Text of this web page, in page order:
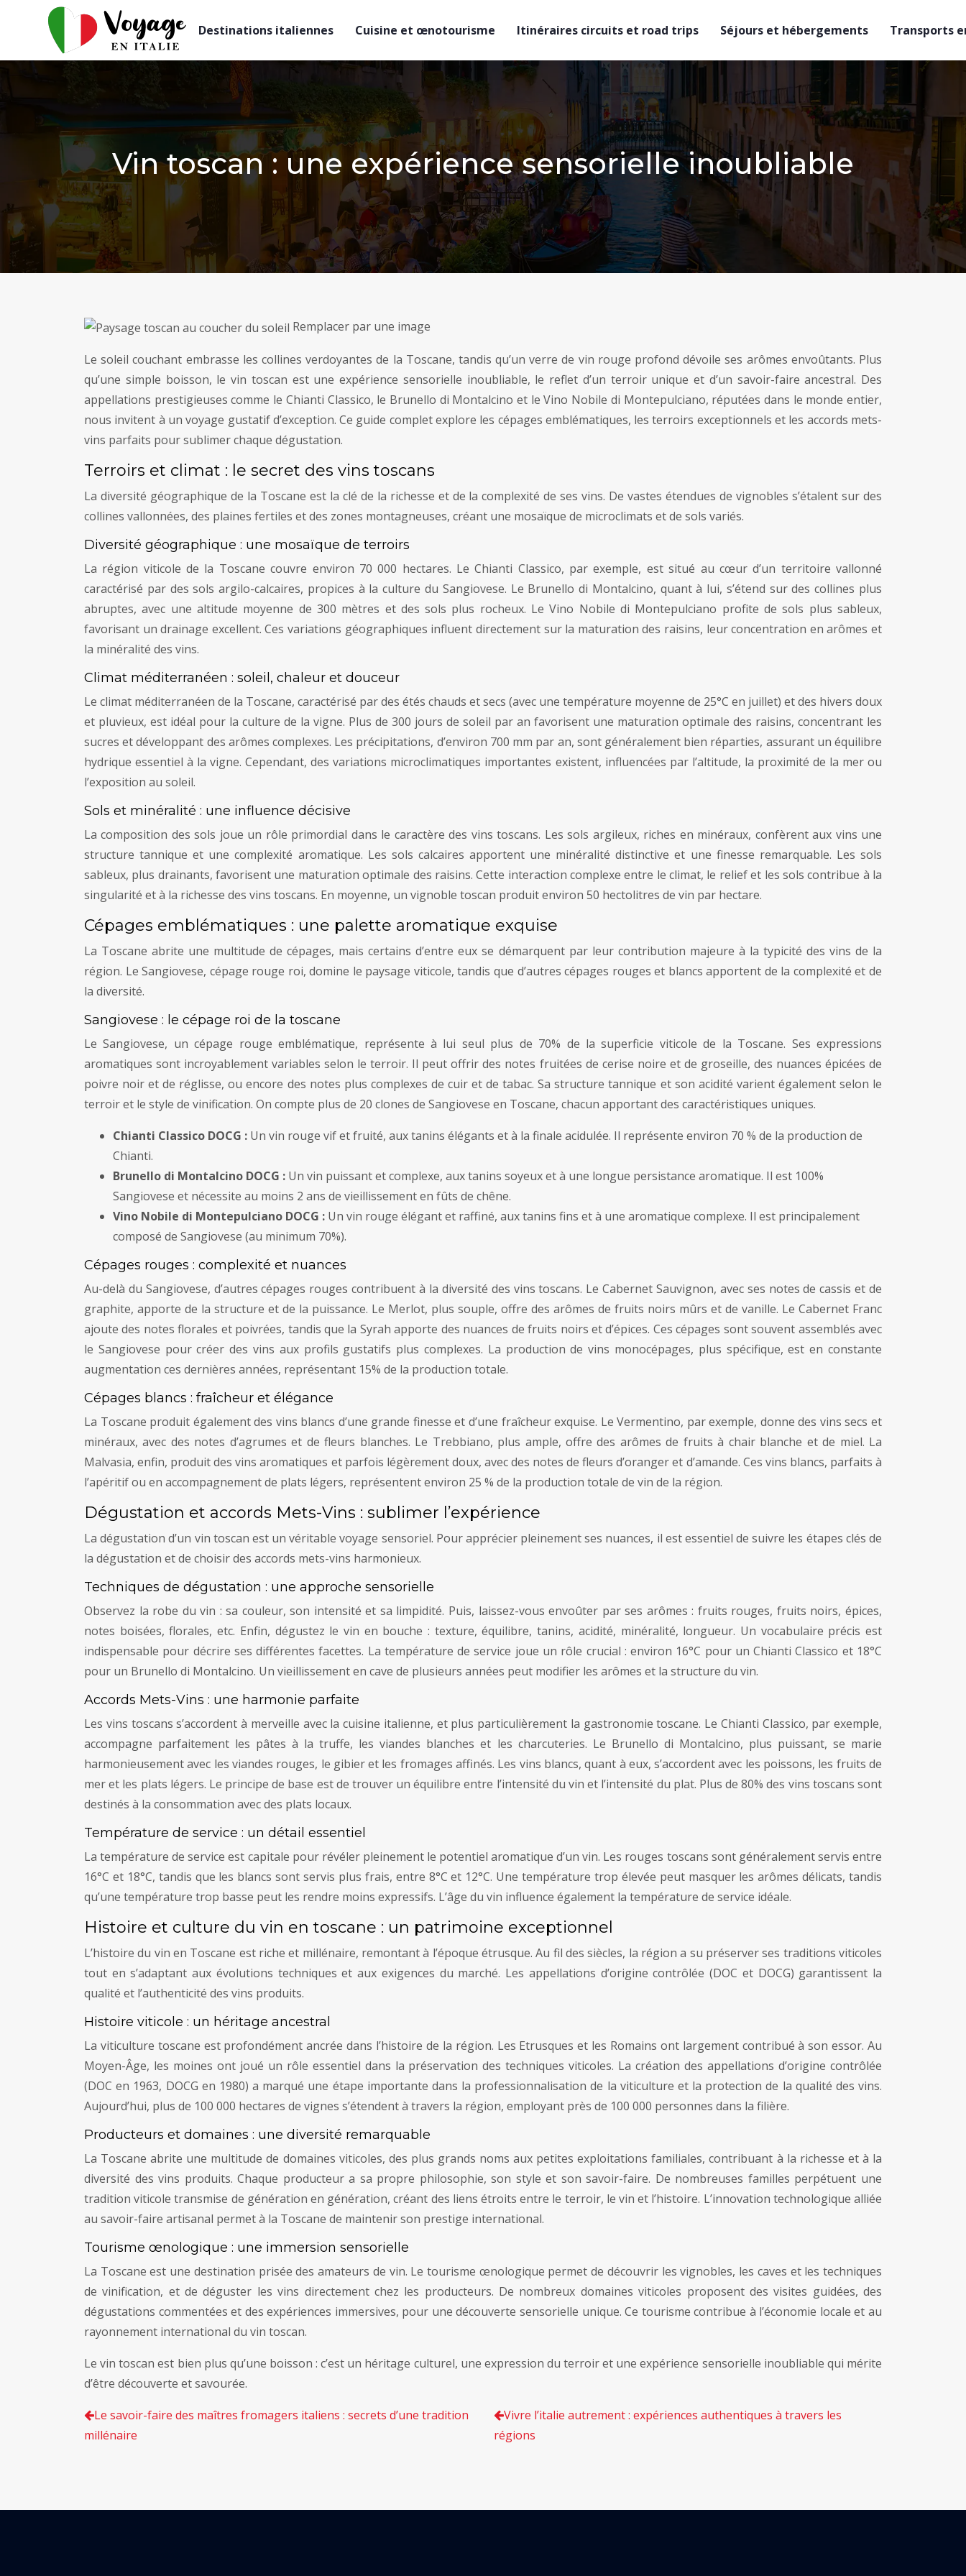
Destinations italiennes Cuisine et œnotourisme Itinéraires circuits et road trips Séjours et hébergements Transports
Vin toscan : une expérience sensorielle inoubliable
Remplacer par une image
Le soleil couchant embrasse les collines verdoyantes de la Toscane, tandis qu’un verre de vin rouge profond dévoile ses arômes envoûtants. Plus
qu’une simple boisson, le vin toscan est une expérience sensorielle inoubliable, le reflet d’un terroir unique et d’un savoir-faire ancestral. Des
appellations prestigieuses comme le Chianti Classico, le Brunello di Montalcino et le Vino Nobile di Montepulciano, réputées dans le monde entier,
nous invitent à un voyage gustatif d’exception. Ce guide complet explore les cépages emblématiques, les terroirs exceptionnels et les accords mets-
vins parfaits pour sublimer chaque dégustation.
Terroirs et climat : le secret des vins toscans
La diversité géographique de la Toscane est la clé de la richesse et de la complexité de ses vins. De vastes étendues de vignobles s’étalent sur des
collines vallonnées, des plaines fertiles et des zones montagneuses, créant une mosaïque de microclimats et de sols variés.
Diversité géographique : une mosaïque de terroirs
La région viticole de la Toscane couvre environ 70 000 hectares. Le Chianti Classico, par exemple, est situé au cœur d’un territoire vallonné
caractérisé par des sols argilo-calcaires, propices à la culture du Sangiovese. Le Brunello di Montalcino, quant à lui, s’étend sur des collines plus
abruptes, avec une altitude moyenne de 300 mètres et des sols plus rocheux. Le Vino Nobile di Montepulciano profite de sols plus sableux,
favorisant un drainage excellent. Ces variations géographiques influent directement sur la maturation des raisins, leur concentration en arômes et
la minéralité des vins.
Climat méditerranéen : soleil, chaleur et douceur
Le climat méditerranéen de la Toscane, caractérisé par des étés chauds et secs (avec une température moyenne de 25°C en juillet) et des hivers doux
et pluvieux, est idéal pour la culture de la vigne. Plus de 300 jours de soleil par an favorisent une maturation optimale des raisins, concentrant les
sucres et développant des arômes complexes. Les précipitations, d’environ 700 mm par an, sont généralement bien réparties, assurant un équilibre
hydrique essentiel à la vigne. Cependant, des variations microclimatiques importantes existent, influencées par l’altitude, la proximité de la mer ou
l’exposition au soleil.
Sols et minéralité : une influence décisive
La composition des sols joue un rôle primordial dans le caractère des vins toscans. Les sols argileux, riches en minéraux, confèrent aux vins une
structure tannique et une complexité aromatique. Les sols calcaires apportent une minéralité distinctive et une finesse remarquable. Les sols
sableux, plus drainants, favorisent une maturation optimale des raisins. Cette interaction complexe entre le climat, le relief et les sols contribue à la
singularité et à la richesse des vins toscans. En moyenne, un vignoble toscan produit environ 50 hectolitres de vin par hectare.
Cépages emblématiques : une palette aromatique exquise
La Toscane abrite une multitude de cépages, mais certains d’entre eux se démarquent par leur contribution majeure à la typicité des vins de la
région. Le Sangiovese, cépage rouge roi, domine le paysage viticole, tandis que d’autres cépages rouges et blancs apportent de la complexité et de
la diversité.
Sangiovese : le cépage roi de la toscane
Le Sangiovese, un cépage rouge emblématique, représente à lui seul plus de 70% de la superficie viticole de la Toscane. Ses expressions
aromatiques sont incroyablement variables selon le terroir. Il peut offrir des notes fruitées de cerise noire et de groseille, des nuances épicées de
poivre noir et de réglisse, ou encore des notes plus complexes de cuir et de tabac. Sa structure tannique et son acidité varient également selon le
terroir et le style de vinification. On compte plus de 20 clones de Sangiovese en Toscane, chacun apportant des caractéristiques uniques.
Chianti Classico DOCG : Un vin rouge vif et fruité, aux tanins élégants et à la finale acidulée. Il représente environ 70 % de la production de
Chianti.
Brunello di Montalcino DOCG : Un vin puissant et complexe, aux tanins soyeux et à une longue persistance aromatique. Il est 100%
Sangiovese et nécessite au moins 2 ans de vieillissement en fûts de chêne.
Vino Nobile di Montepulciano DOCG : Un vin rouge élégant et raffiné, aux tanins fins et à une aromatique complexe. Il est principalement
composé de Sangiovese (au minimum 70%).
Cépages rouges : complexité et nuances
Au-delà du Sangiovese, d’autres cépages rouges contribuent à la diversité des vins toscans. Le Cabernet Sauvignon, avec ses notes de cassis et de
graphite, apporte de la structure et de la puissance. Le Merlot, plus souple, offre des arômes de fruits noirs mûrs et de vanille. Le Cabernet Franc
ajoute des notes florales et poivrées, tandis que la Syrah apporte des nuances de fruits noirs et d’épices. Ces cépages sont souvent assemblés avec
le Sangiovese pour créer des vins aux profils gustatifs plus complexes. La production de vins monocépages, plus spécifique, est en constante
augmentation ces dernières années, représentant 15% de la production totale.
Cépages blancs : fraîcheur et élégance
La Toscane produit également des vins blancs d’une grande finesse et d’une fraîcheur exquise. Le Vermentino, par exemple, donne des vins secs et
minéraux, avec des notes d’agrumes et de fleurs blanches. Le Trebbiano, plus ample, offre des arômes de fruits à chair blanche et de miel. La
Malvasia, enfin, produit des vins aromatiques et parfois légèrement doux, avec des notes de fleurs d’oranger et d’amande. Ces vins blancs, parfaits à
l’apéritif ou en accompagnement de plats légers, représentent environ 25 % de la production totale de vin de la région.
Dégustation et accords Mets-Vins : sublimer l’expérience
La dégustation d’un vin toscan est un véritable voyage sensoriel. Pour apprécier pleinement ses nuances, il est essentiel de suivre les étapes clés de
la dégustation et de choisir des accords mets-vins harmonieux.
Techniques de dégustation : une approche sensorielle
Observez la robe du vin : sa couleur, son intensité et sa limpidité. Puis, laissez-vous envoûter par ses arômes : fruits rouges, fruits noirs, épices,
notes boisées, florales, etc. Enfin, dégustez le vin en bouche : texture, équilibre, tanins, acidité, minéralité, longueur. Un vocabulaire précis est
indispensable pour décrire ses différentes facettes. La température de service joue un rôle crucial : environ 16°C pour un Chianti Classico et 18°C
pour un Brunello di Montalcino. Un vieillissement en cave de plusieurs années peut modifier les arômes et la structure du vin.
Accords Mets-Vins : une harmonie parfaite
Les vins toscans s’accordent à merveille avec la cuisine italienne, et plus particulièrement la gastronomie toscane. Le Chianti Classico, par exemple,
accompagne parfaitement les pâtes à la truffe, les viandes blanches et les charcuteries. Le Brunello di Montalcino, plus puissant, se marie
harmonieusement avec les viandes rouges, le gibier et les fromages affinés. Les vins blancs, quant à eux, s’accordent avec les poissons, les fruits de
mer et les plats légers. Le principe de base est de trouver un équilibre entre l’intensité du vin et l’intensité du plat. Plus de 80% des vins toscans sont
destinés à la consommation avec des plats locaux.
Température de service : un détail essentiel
La température de service est capitale pour révéler pleinement le potentiel aromatique d’un vin. Les rouges toscans sont généralement servis entre
16°C et 18°C, tandis que les blancs sont servis plus frais, entre 8°C et 12°C. Une température trop élevée peut masquer les arômes délicats, tandis
qu’une température trop basse peut les rendre moins expressifs. L’âge du vin influence également la température de service idéale.
Histoire et culture du vin en toscane : un patrimoine exceptionnel
L’histoire du vin en Toscane est riche et millénaire, remontant à l’époque étrusque. Au fil des siècles, la région a su préserver ses traditions viticoles
tout en s’adaptant aux évolutions techniques et aux exigences du marché. Les appellations d’origine contrôlée (DOC et DOCG) garantissent la
qualité et l’authenticité des vins produits.
Histoire viticole : un héritage ancestral
La viticulture toscane est profondément ancrée dans l’histoire de la région. Les Etrusques et les Romains ont largement contribué à son essor. Au
Moyen-Âge, les moines ont joué un rôle essentiel dans la préservation des techniques viticoles. La création des appellations d’origine contrôlée
(DOC en 1963, DOCG en 1980) a marqué une étape importante dans la professionnalisation de la viticulture et la protection de la qualité des vins.
Aujourd’hui, plus de 100 000 hectares de vignes s’étendent à travers la région, employant près de 100 000 personnes dans la filière.
Producteurs et domaines : une diversité remarquable
La Toscane abrite une multitude de domaines viticoles, des plus grands noms aux petites exploitations familiales, contribuant à la richesse et à la
diversité des vins produits. Chaque producteur a sa propre philosophie, son style et son savoir-faire. De nombreuses familles perpétuent une
tradition viticole transmise de génération en génération, créant des liens étroits entre le terroir, le vin et l’histoire. L’innovation technologique alliée
au savoir-faire artisanal permet à la Toscane de maintenir son prestige international.
Tourisme œnologique : une immersion sensorielle
La Toscane est une destination prisée des amateurs de vin. Le tourisme œnologique permet de découvrir les vignobles, les caves et les techniques
de vinification, et de déguster les vins directement chez les producteurs. De nombreux domaines viticoles proposent des visites guidées, des
dégustations commentées et des expériences immersives, pour une découverte sensorielle unique. Ce tourisme contribue à l’économie locale et au
rayonnement international du vin toscan.
Le vin toscan est bien plus qu’une boisson : c’est un héritage culturel, une expression du terroir et une expérience sensorielle inoubliable qui mérite
d’être découverte et savourée.
Le savoir-faire des maîtres fromagers italiens : secrets d’une tradition
millénaire
Vivre l’italie autrement : expériences authentiques à travers les
régions